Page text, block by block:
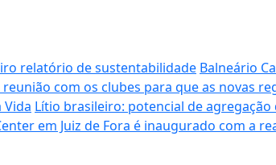
relatório de sustentabilidade Balneário
reunião com os clubes para que as novas
Vida Lítio brasileiro: potencial de
em Juiz de Fora é inaugurado com a